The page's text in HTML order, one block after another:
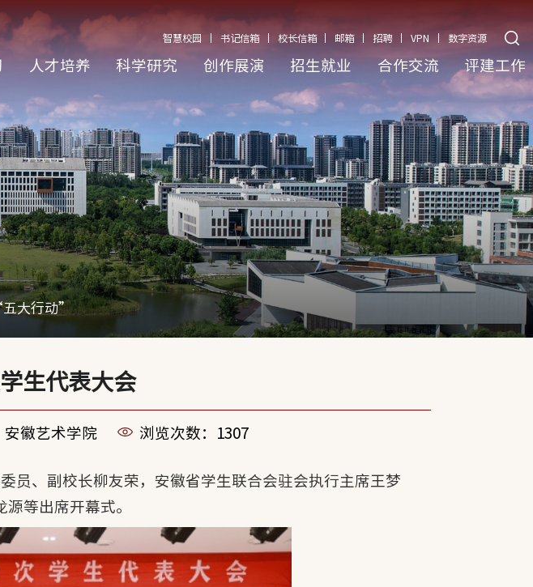
智慧校园 书记信箱 校长信箱 邮箱 招聘 VPN 数字资源
人才培养 科学研究 创作展演 招生就业 合作交流 评建工作
大行动”
生代表大会
安徽艺术学院 浏览次数： 1307
员、副校长柳友荣，安徽省学生联合会驻会执行主席王梦
等出席开幕式。